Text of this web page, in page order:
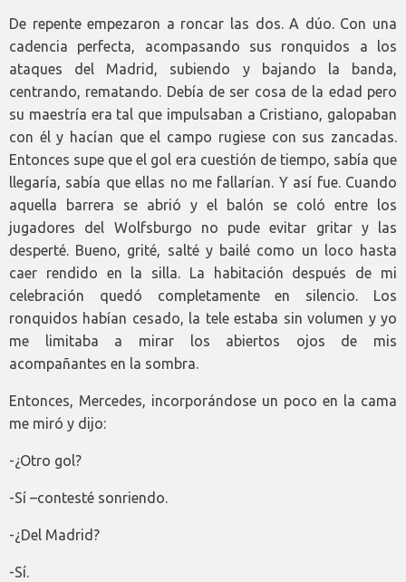
De repente empezaron a roncar las dos. A dúo. Con una
cadencia perfecta, acompasando sus ronquidos a los
ataques del Madrid, subiendo y bajando la banda,
centrando, rematando. Debía de ser cosa de la edad pero
su maestría era tal que impulsaban a Cristiano, galopaban
con él y hacían que el campo rugiese con sus zancadas.
Entonces supe que el gol era cuestión de tiempo, sabía que
llegaría, sabía que ellas no me fallarían. Y así fue. Cuando
aquella barrera se abrió y el balón se coló entre los
jugadores del Wolfsburgo no pude evitar gritar y las
desperté. Bueno, grité, salté y bailé como un loco hasta
caer rendido en la silla. La habitación después de mi
celebración quedó completamente en silencio. Los
ronquidos habían cesado, la tele estaba sin volumen y yo
me limitaba a mirar los abiertos ojos de mis
acompañantes en la sombra.
Entonces, Mercedes, incorporándose un poco en la cama
me miró y dijo:
-¿Otro gol?
-Sí –contesté sonriendo.
-¿Del Madrid?
-Sí.